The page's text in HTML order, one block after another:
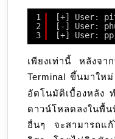
1
2
3
[+] User:
[-] User:
[+] User: pp
เพียงเท่านี้ หลังจ
Terminal ขึ้นมาให
อัตโนมัติเบื้องหลัง
ดาวน์โหลดลงในพื้
อื่นๆ จะสามารถแ